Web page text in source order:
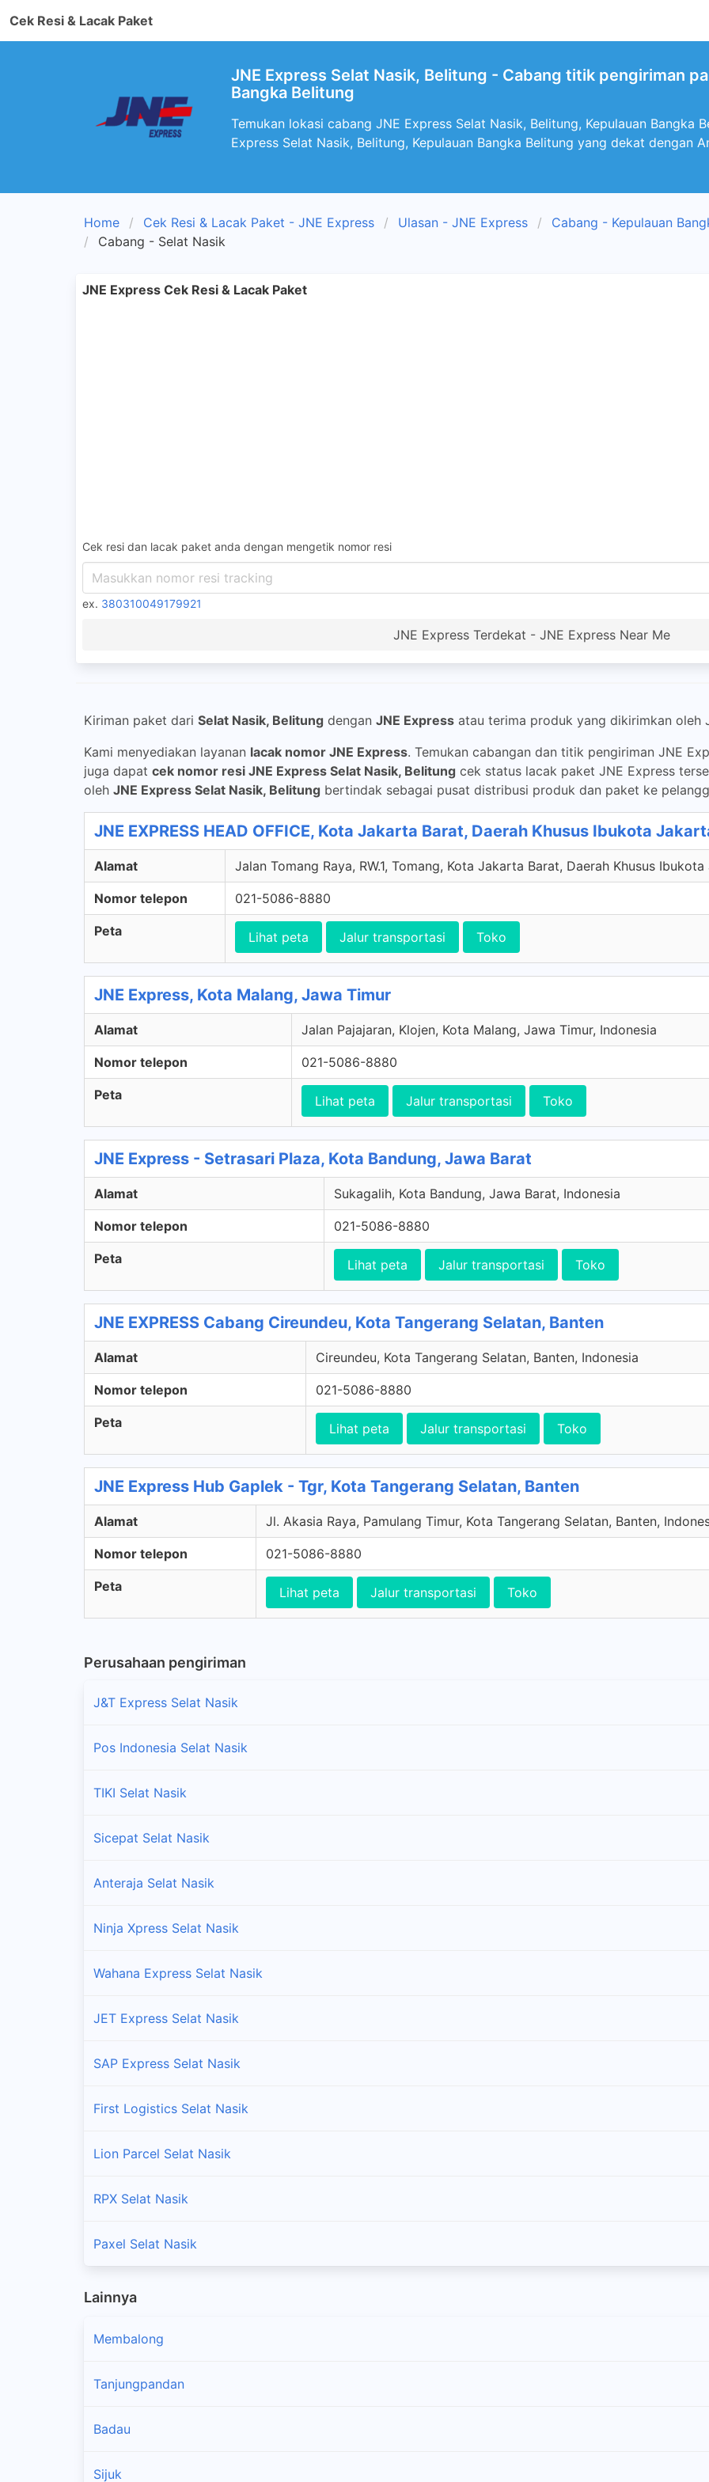
Cek Resi & Lacak Paket
JNE Express Selat Nasik, Belitung - Cabang titik pengiriman
Bangka Belitung
Temukan lokasi cabang JNE Express Selat Nasik, Belitung, Kepulauan Bangka
Express Selat Nasik, Belitung, Kepulauan Bangka Belitung yang dekat dengan
Home Cek Resi & Lacak Paket - JNE Express Ulasan - JNE Express
Cabang - Kepulauan
Cabang - Selat Nasik
JNE Express Cek Resi & Lacak Paket
Cek resi dan lacak paket anda dengan mengetik nomor resi
ex. 380310049179921
JNE Express Terdekat - JNE Express Near Me
Kiriman paket dari Selat Nasik, Belitung dengan JNE Express atau terima produk yang dikirimkan oleh
Kami menyediakan layanan lacak nomor JNE Express. Temukan cabangan dan titik pengiriman JNE
juga dapat cek nomor resi JNE Express Selat Nasik, Belitung cek status lacak paket JNE Express
oleh JNE Express Selat Nasik, Belitung bertindak sebagai pusat distribusi produk dan paket ke
JNE EXPRESS HEAD OFFICE, Kota Jakarta Barat, Daerah Khusus Ibukota
Alamat Jalan Tomang Raya, RW.1, Tomang, Kota Jakarta Barat, Daerah Khusus
Nomor telepon 021-5086-8880
Peta Lihat peta Jalur transportasi Toko
JNE Express, Kota Malang, Jawa Timur
Alamat Jalan Pajajaran, Klojen, Kota Malang, Jawa Timur, Indonesia
Nomor telepon 021-5086-8880
Peta Lihat peta Jalur transportasi Toko
JNE Express - Setrasari Plaza, Kota Bandung, Jawa Barat
Alamat Sukagalih, Kota Bandung, Jawa Barat, Indonesia
Nomor telepon 021-5086-8880
Peta Lihat peta Jalur transportasi Toko
JNE EXPRESS Cabang Cireundeu, Kota Tangerang Selatan, Banten
Alamat Cireundeu, Kota Tangerang Selatan, Banten, Indonesia
Nomor telepon 021-5086-8880
Peta Lihat peta Jalur transportasi Toko
JNE Express Hub Gaplek - Tgr, Kota Tangerang Selatan, Banten
Alamat Jl. Akasia Raya, Pamulang Timur, Kota Tangerang Selatan, Banten,
Nomor telepon 021-5086-8880
Peta Lihat peta Jalur transportasi Toko
Perusahaan pengiriman
J&T Express Selat Nasik
Pos Indonesia Selat Nasik
TIKI Selat Nasik
Sicepat Selat Nasik
Anteraja Selat Nasik
Ninja Xpress Selat Nasik
Wahana Express Selat Nasik
JET Express Selat Nasik
SAP Express Selat Nasik
First Logistics Selat Nasik
Lion Parcel Selat Nasik
RPX Selat Nasik
Paxel Selat Nasik
Lainnya
Membalong
Tanjungpandan
Badau
Sijuk